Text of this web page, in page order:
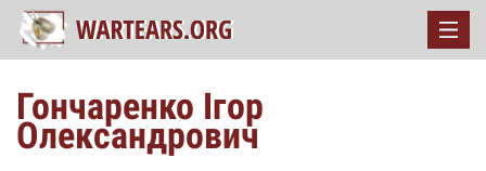
Гончаренко Ігор
Олександрович